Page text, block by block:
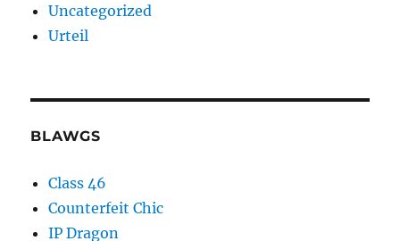
Uncategorized
Urteil
BLAWGS
Class 46
Counterfeit Chic
IP Dragon